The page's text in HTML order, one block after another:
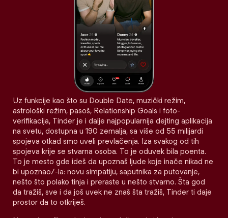
Uz funkcije kao što su Double Date, muzički režim,
astrološki režim, pasoš, Relationship Goals i foto-
verifikacija, Tinder je i dalje najpopularnija dejting aplikacija
na svetu, dostupna u 190 zemalja, sa više od 55 milijardi
spojeva otkad smo uveli prevlačenja. Iza svakog od tih
spojeva krije se stvarna osoba. To je oduvek bila poenta.
To je mesto gde ideš da upoznaš ljude koje inače nikad ne
bi upoznao/-la: novu simpatiju, saputnika za putovanje,
nešto što polako tinja i preraste u nešto stvarno. Šta god
da tražiš, sve i da još uvek ne znaš šta tražiš, Tinder ti daje
prostor da to otkriješ.